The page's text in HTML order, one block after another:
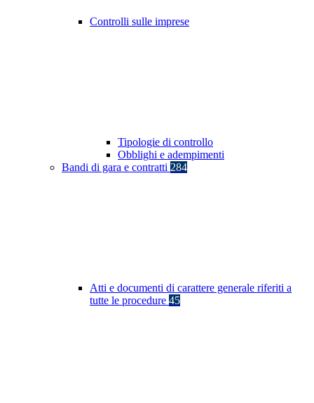
Controlli sulle imprese
Tipologie di controllo
Obblighi e adempimenti
Bandi di gara e contratti 284
Atti e documenti di carattere generale riferiti a
tutte le procedure 45